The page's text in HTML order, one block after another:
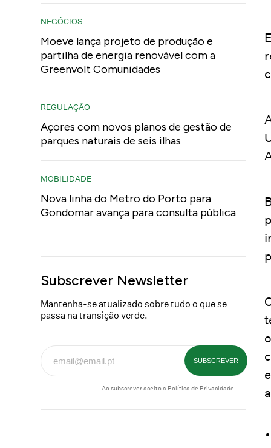
NEGÓCIOS
Moeve lança projeto de produção e
partilha de energia renovável com a
Greenvolt Comunidades
REGULAÇÃO
Açores com novos planos de gestão de
parques naturais de seis ilhas
MOBILIDADE
Nova linha do Metro do Porto para
Gondomar avança para consulta pública
Subscrever Newsletter
Mantenha-se atualizado sobre tudo o que se
passa na transição verde.
Ao subscrever aceito a Política de Privacidade